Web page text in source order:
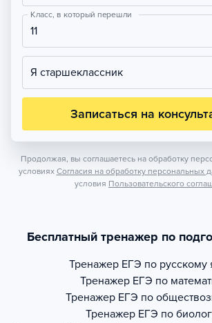
Класс, в который перешли
11
Я старшеклассник
Записаться на
Продолжая, вы соглашаетесь на обработку
условиях Согласия на обработку персональных
условия Пользовательского
Бесплатный тренажер по
Тренажер ЕГЭ по русскому
Тренажер ЕГЭ по
Тренажер ЕГЭ по
Тренажер ЕГЭ по